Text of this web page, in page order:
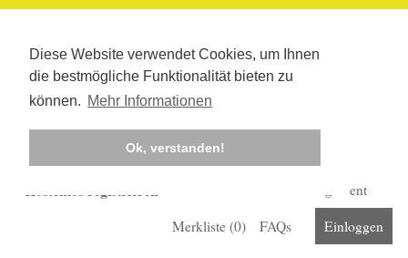
Diese Website verwendet Cookies, um Ihnen
die bestmögliche Funktionalität bieten zu
können. Mehr Informationen
Ok, verstanden!
Kostenlos registrieren
Corona-Management
Merkliste (0) FAQs Einloggen